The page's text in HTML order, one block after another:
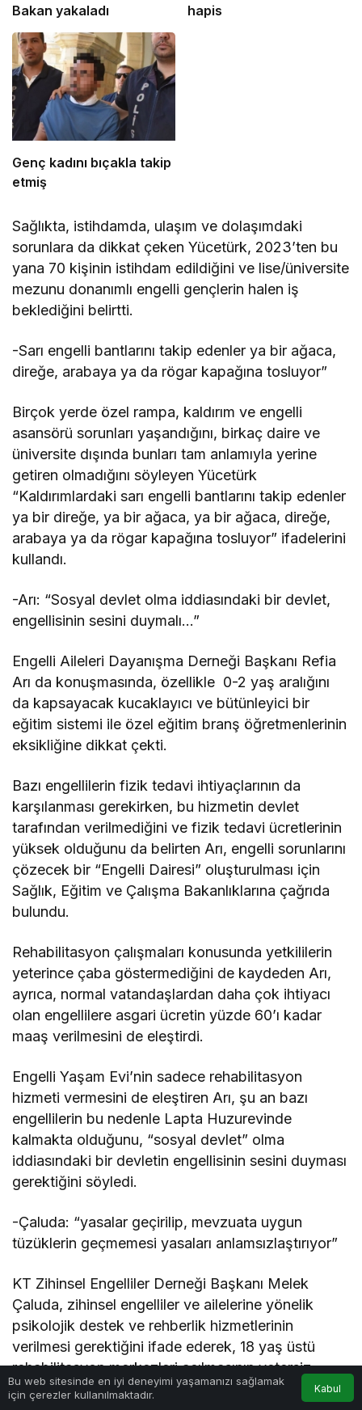
Bakan yakaladı
hapis
Genç kadını bıçakla takip
etmiş
Sağlıkta, istihdamda, ulaşım ve dolaşımdaki
sorunlara da dikkat çeken Yücetürk, 2023’ten bu
yana 70 kişinin istihdam edildiğini ve lise/üniversite
mezunu donanımlı engelli gençlerin halen iş
beklediğini belirtti.
-Sarı engelli bantlarını takip edenler ya bir ağaca,
direğe, arabaya ya da rögar kapağına tosluyor”
Birçok yerde özel rampa, kaldırım ve engelli
asansörü sorunları yaşandığını, birkaç daire ve
üniversite dışında bunları tam anlamıyla yerine
getiren olmadığını söyleyen Yücetürk
“Kaldırımlardaki sarı engelli bantlarını takip edenler
ya bir direğe, ya bir ağaca, ya bir ağaca, direğe,
arabaya ya da rögar kapağına tosluyor” ifadelerini
kullandı.
-Arı: “Sosyal devlet olma iddiasındaki bir devlet,
engellisinin sesini duymalı…”
Engelli Aileleri Dayanışma Derneği Başkanı Refia
Arı da konuşmasında, özellikle 0-2 yaş aralığını
da kapsayacak kucaklayıcı ve bütünleyici bir
eğitim sistemi ile özel eğitim branş öğretmenlerinin
eksikliğine dikkat çekti.
Bazı engellilerin fizik tedavi ihtiyaçlarının da
karşılanması gerekirken, bu hizmetin devlet
tarafından verilmediğini ve fizik tedavi ücretlerinin
yüksek olduğunu da belirten Arı, engelli sorunlarını
çözecek bir “Engelli Dairesi” oluşturulması için
Sağlık, Eğitim ve Çalışma Bakanlıklarına çağrıda
bulundu.
Rehabilitasyon çalışmaları konusunda yetkililerin
yeterince çaba göstermediğini de kaydeden Arı,
ayrıca, normal vatandaşlardan daha çok ihtiyacı
olan engellilere asgari ücretin yüzde 60’ı kadar
maaş verilmesini de eleştirdi.
Engelli Yaşam Evi’nin sadece rehabilitasyon
hizmeti vermesini de eleştiren Arı, şu an bazı
engellilerin bu nedenle Lapta Huzurevinde
kalmakta olduğunu, “sosyal devlet” olma
iddiasındaki bir devletin engellisinin sesini duyması
gerektiğini söyledi.
-Çaluda: “yasalar geçirilip, mevzuata uygun
tüzüklerin geçmemesi yasaları anlamsızlaştırıyor”
KT Zihinsel Engelliler Derneği Başkanı Melek
Çaluda, zihinsel engelliler ve ailelerine yönelik
psikolojik destek ve rehberlik hizmetlerinin
verilmesi gerektiğini ifade ederek, 18 yaş üstü
rehabilitasyon merkezleri açılmasının yetersiz
kaldığını, psikolojik destek için rehber öğretmenler,
Bu web sitesinde en iyi deneyimi yaşamanızı sağlamak
için çerezler kullanılmaktadır.
Kabul
Anasayfa Hesabım